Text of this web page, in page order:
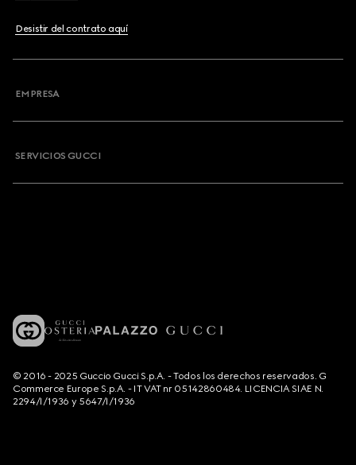
Desistir del contrato aquí
EMPRESA
SERVICIOS GUCCI
© 2016 - 2025 Guccio Gucci S.p.A. - Todos los derechos reservados. G
Commerce Europe S.p.A. - IT VAT nr 05142860484. LICENCIA SIAE N.
2294/I/1936 y 5647/I/1936